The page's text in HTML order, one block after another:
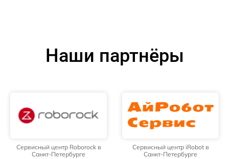
Наши партнёры
Сервисный центр Roborock в
Санкт-Петербурге
Сервисный центр iRobot в
Санкт-Петербурге